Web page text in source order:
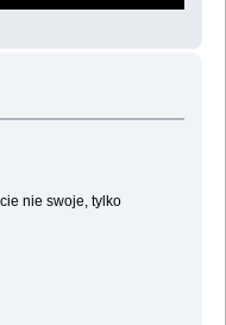
nie swoje, tylko